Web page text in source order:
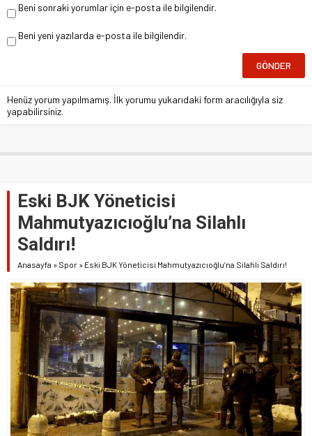
Beni sonraki yorumlar için e-posta ile bilgilendir.
Beni yeni yazılarda e-posta ile bilgilendir.
Henüz yorum yapılmamış. İlk yorumu yukarıdaki form aracılığıyla siz
yapabilirsiniz.
Eski BJK Yöneticisi
Mahmutyazıcıoğlu’na Silahlı
Saldırı!
Anasayfa » Spor » Eski BJK Yöneticisi Mahmutyazıcıoğlu’na Silahlı Saldırı!